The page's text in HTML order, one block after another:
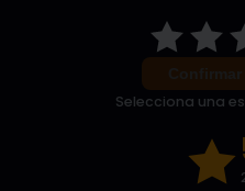
Selecciona una